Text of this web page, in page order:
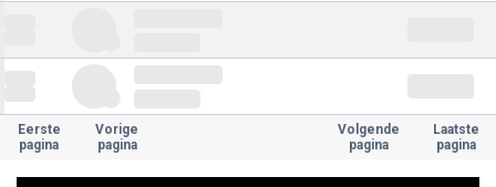
Eerste
pagina
Vorige
pagina
Volgende
pagina
Laatste
pagina